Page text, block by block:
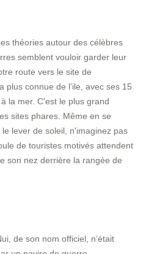
théories autour des célèbres
semblent vouloir garder leur
route vers le site de
plus connue de l’ile, avec ses 15
la mer. C'est le plus grand
sites phares. Même en se
lever de soleil, n'imaginez pas
de touristes motivés attendent
son nez derrière la rangée de
de son nom officiel, n’était